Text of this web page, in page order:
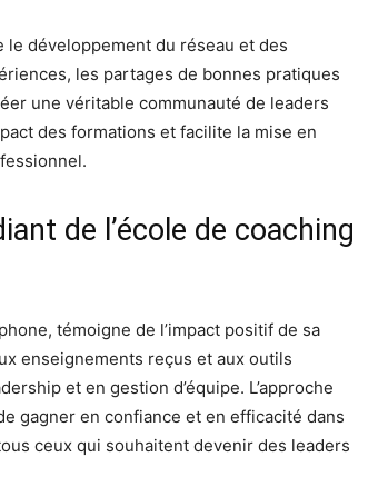
le développement du réseau et des
les partages de bonnes pratiques
une véritable communauté de leaders
des formations et facilite la mise en
de l’école de coaching
témoigne de l’impact positif de sa
enseignements reçus et aux outils
et en gestion d’équipe. L’approche
gagner en confiance et en efficacité dans
ceux qui souhaitent devenir des leaders